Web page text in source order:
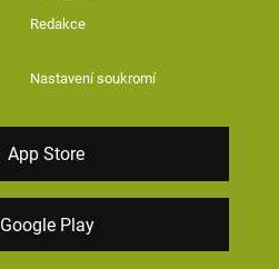
Redakce
Nastavení soukromí
App Store
Google Play